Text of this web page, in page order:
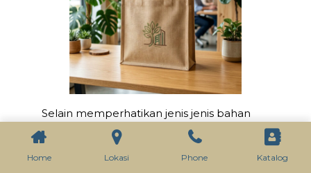
Selain memperhatikan jenis jenis bahan
baku pembuatannya yang diharuskan
berasal dari jenis bahan baku. Eco friendly
atau ramah lingkungan, ternyata dalam
Home Lokasi Phone Katalog